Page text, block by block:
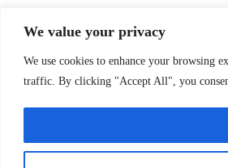
We value your privacy
We use cookies to enhance your browsing
traffic. By clicking "Accept All", you